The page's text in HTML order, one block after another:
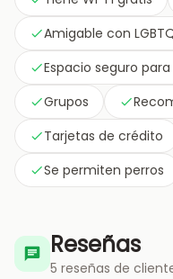
Amigable con
Espacio seguro
Grupos
Tarjetas de crédito
Se permiten perros
Reseñas
5 reseñas de